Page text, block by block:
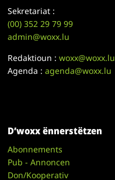
Sekretariat :
(00)352 29 79 99
admin@woxx.lu
Redaktioun :woxx@woxx.lu
Agenda :agenda@woxx.lu
D’woxx ënnerstëtzen
Abonnements
Pub - Annoncen
Don/Kooperativ